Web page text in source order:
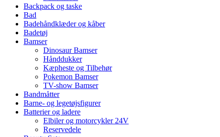
Backpack og taske
Bad
Badehåndklæder og kåber
Badetøj
Bamser
Dinosaur Bamser
Hånddukker
Kæpheste og Tilbehør
Pokemon Bamser
TV-show Bamser
Bandmåtter
Barne- og legetøjsfigurer
Batterier og ladere
Elbiler og motorcykler 24V
Reservedele